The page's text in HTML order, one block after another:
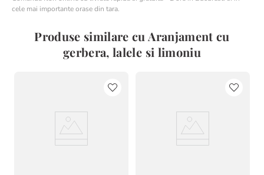
cele mai importante orase din tara.
Produse similare cu Aranjament cu
gerbera, lalele si limoniu